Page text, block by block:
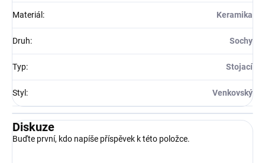
Materiál : Keramika
Druh: Sochy
Typ: Stojací
Styl : Venkovský
Diskuze
Buďte první, kdo napíše příspěvek k této položce.